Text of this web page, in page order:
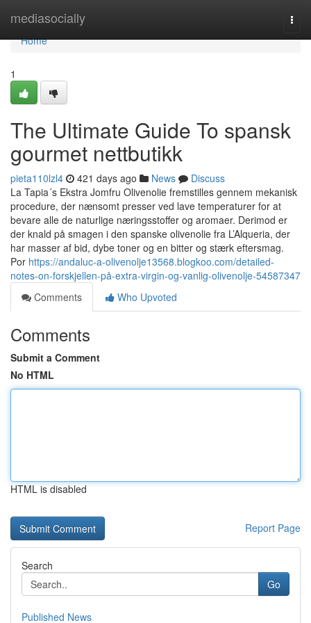
mediasocially
Home
Home
1
The Ultimate Guide To spansk
gourmet nettbutikk
pieta110lzl4 421 days ago News
Discuss
La Tapia´s Ekstra Jomfru Olivenolie fremstilles gennem mekanisk
procedure, der nænsomt presser ved lave temperaturer for at
bevare alle de naturlige næringsstoffer og aromaer. Derimod er
der knald på smagen i den spanske olivenolie fra L’Alqueria, der
har masser af bid, dybe toner og en bitter og stærk eftersmag.
Por https://andaluc-a-olivenolje13568.blogkoo.com/detailed-
notes-on-forskjellen-på-extra-virgin-og-vanlig-olivenolje-54587347
Comments
Who Upvoted
Comments
Submit a Comment
No HTML
HTML is disabled
Report Page
Search
Go
Published News